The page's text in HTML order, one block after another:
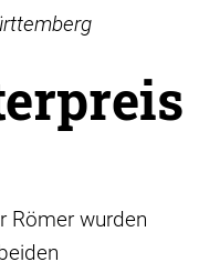
Römer wurden